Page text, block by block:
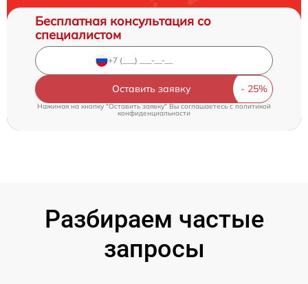
Бесплатная консультация со
специалистом
Оставить заявку
Нажимая на кнопку "Оставить заявку" Вы соглашаетесь cполитикой
конфиденциальности
Разбираем частые
запросы